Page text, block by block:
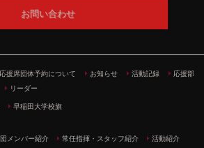
お問い合わせ
援席団体予約について お知らせ 活動記録
応援部
リーダー
早稲田大学校旗
メンバー紹介 常任指揮・スタッフ紹介 活動紹介